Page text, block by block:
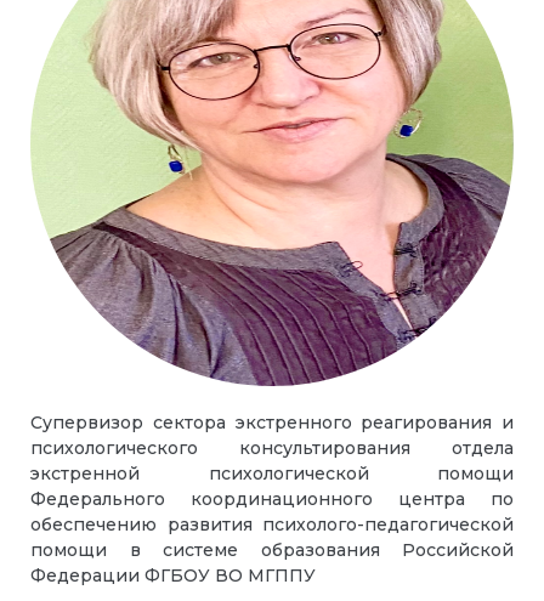
Супервизор сектора экстренного реагирования и
психологического консультирования отдела
экстренной психологической помощи
Федерального координационного центра по
обеспечению развития психолого-педагогической
помощи в системе образования Российской
Федерации ФГБОУ ВО МГППУ